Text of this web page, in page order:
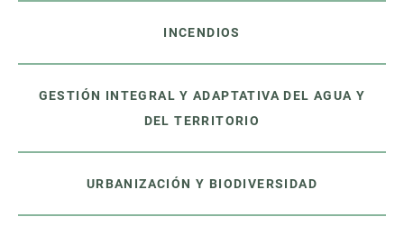
INCENDIOS
GESTIÓN INTEGRAL Y ADAPTATIVA DEL AGUA Y
DEL TERRITORIO
URBANIZACIÓN Y BIODIVERSIDAD